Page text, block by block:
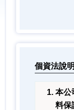
個資法說明
本公
料保